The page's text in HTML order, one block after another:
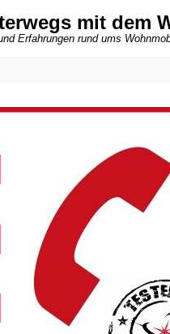
mit dem
Erfahrungen rund ums